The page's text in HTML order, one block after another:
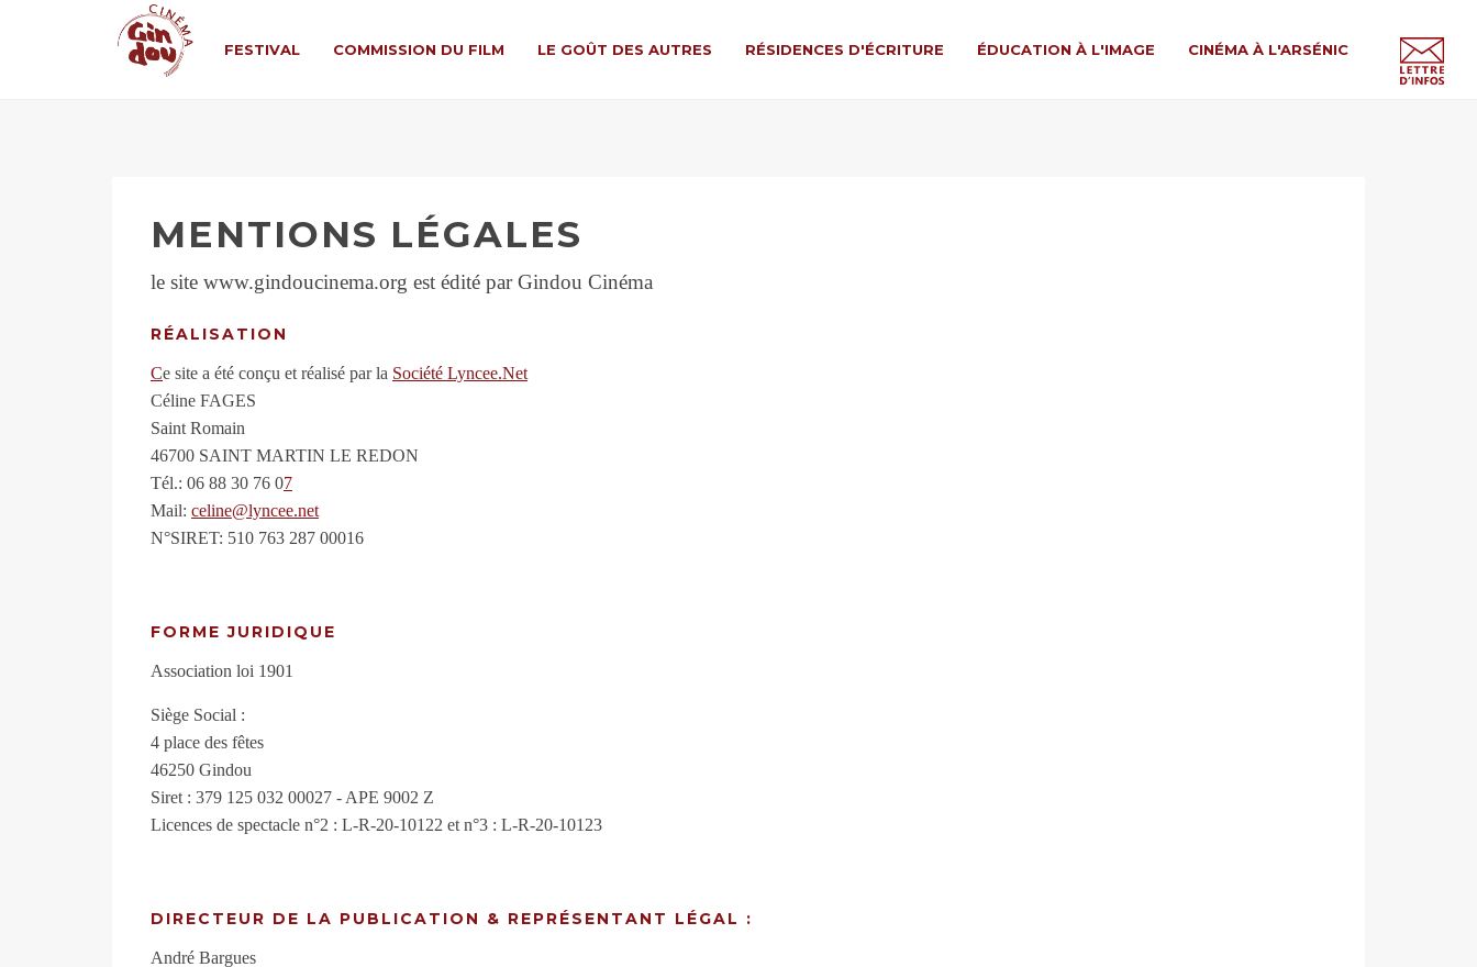
FESTIVAL COMMISSION DU FILM LE GOÛT DES AUTRES RÉSIDENCES D'ÉCRITURE ÉDUCATION À L'IMAGE CINÉMA À L'ARSÉNIC
MENTIONS LÉGALES
le site www.gindoucinema.org est édité par Gindou Cinéma
RÉALISATION
Ce site a été conçu et réalisé par la Société Lyncee.Net
Céline FAGES
Saint Romain
46700 SAINT MARTIN LE REDON
Tél.: 06 88 30 76 07
Mail: celine@lyncee.net
N°SIRET: 510 763 287 00016
FORME JURIDIQUE
Association loi 1901
Siège Social :
4 place des fêtes
46250 Gindou
Siret : 379 125 032 00027 - APE 9002 Z
Licences de spectacle n°2 : L-R-20-10122 et n°3 : L-R-20-10123
DIRECTEUR DE LA PUBLICATION & REPRÉSENTANT LÉGAL :
André Bargues